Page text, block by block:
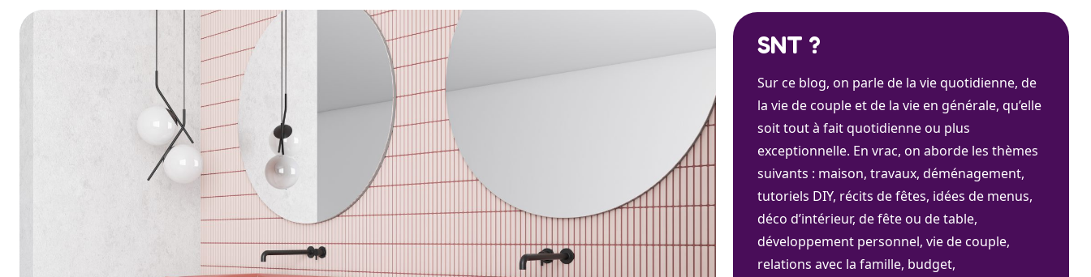
SNT ?
Sur ce blog, on parle de la vie quotidienne, de
la vie de couple et de la vie en générale, qu’elle
soit tout à fait quotidienne ou plus
exceptionnelle. En vrac, on aborde les thèmes
suivants : maison, travaux, déménagement,
tutoriels DIY, récits de fêtes, idées de menus,
déco d’intérieur, de fête ou de table,
développement personnel, vie de couple,
relations avec la famille, budget,